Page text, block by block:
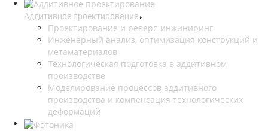
Аддитивное проектирование
Проектирование и реверс-инжиниринг
Инженерный анализ, оптимизация конструкций и
метаматериалов
Технологическая подготовка в аддитивном
производстве
Моделирование процессов аддитивного
производства и компенсация технологических
деформаций